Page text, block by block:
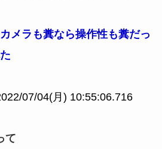
メラも糞なら操作性も糞だっ
07/04(月) 10:55:06.716
て